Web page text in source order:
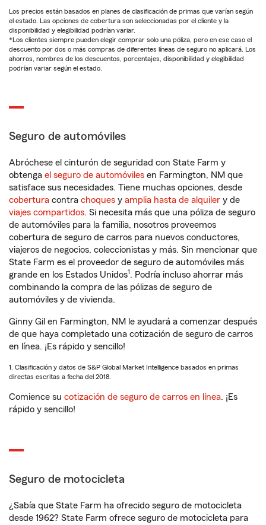
Los precios están basados en planes de clasificación de primas que varían según
el estado. Las opciones de cobertura son seleccionadas por el cliente y la
disponibilidad y elegibilidad podrían variar.
*Los clientes siempre pueden elegir comprar solo una póliza, pero en ese caso el
descuento por dos o más compras de diferentes líneas de seguro no aplicará. Los
ahorros, nombres de los descuentos, porcentajes, disponibilidad y elegibilidad
podrían variar según el estado.
Seguro de automóviles
Abróchese el cinturón de seguridad con State Farm y
obtenga el seguro de automóviles en Farmington, NM que
satisface sus necesidades. Tiene muchas opciones, desde
cobertura contra choques y amplia hasta de alquiler y de
viajes compartidos. Si necesita más que una póliza de seguro
de automóviles para la familia, nosotros proveemos
cobertura de seguro de carros para nuevos conductores,
viajeros de negocios, coleccionistas y más. Sin mencionar que
State Farm es el proveedor de seguro de automóviles más
grande en los Estados Unidos1 . Podría incluso ahorrar más
combinando la compra de las pólizas de seguro de
automóviles y de vivienda.
Ginny Gil en Farmington, NM le ayudará a comenzar después
de que haya completado una cotización de seguro de carros
en línea. ¡Es rápido y sencillo!
1. Clasificación y datos de S&P Global Market Intelligence basados en primas
directas escritas a fecha del 2018.
Comience su cotización de seguro de carros en línea. ¡Es
rápido y sencillo!
Seguro de motocicleta
¿Sabía que State Farm ha ofrecido seguro de motocicleta
desde 1962? State Farm ofrece seguro de motocicleta para